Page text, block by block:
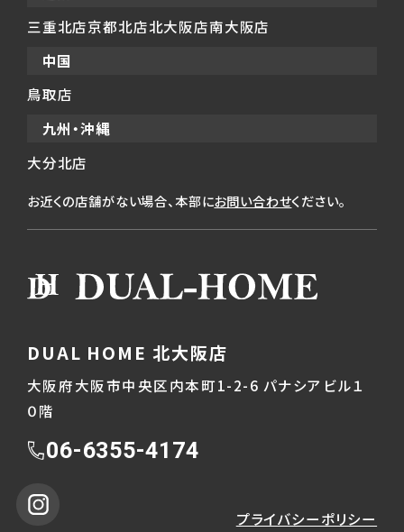
三重北店京都北店北大阪店南大阪店
中国
鳥取店
九州・沖縄
大分北店
お近くの店舗がない場合、本部にお問い合わせください。
DUAL HOME 北大阪店
大阪府大阪市中央区内本町1-2-6 パナシアビル１
０階
06-6355-4174
プライバシーポリシー